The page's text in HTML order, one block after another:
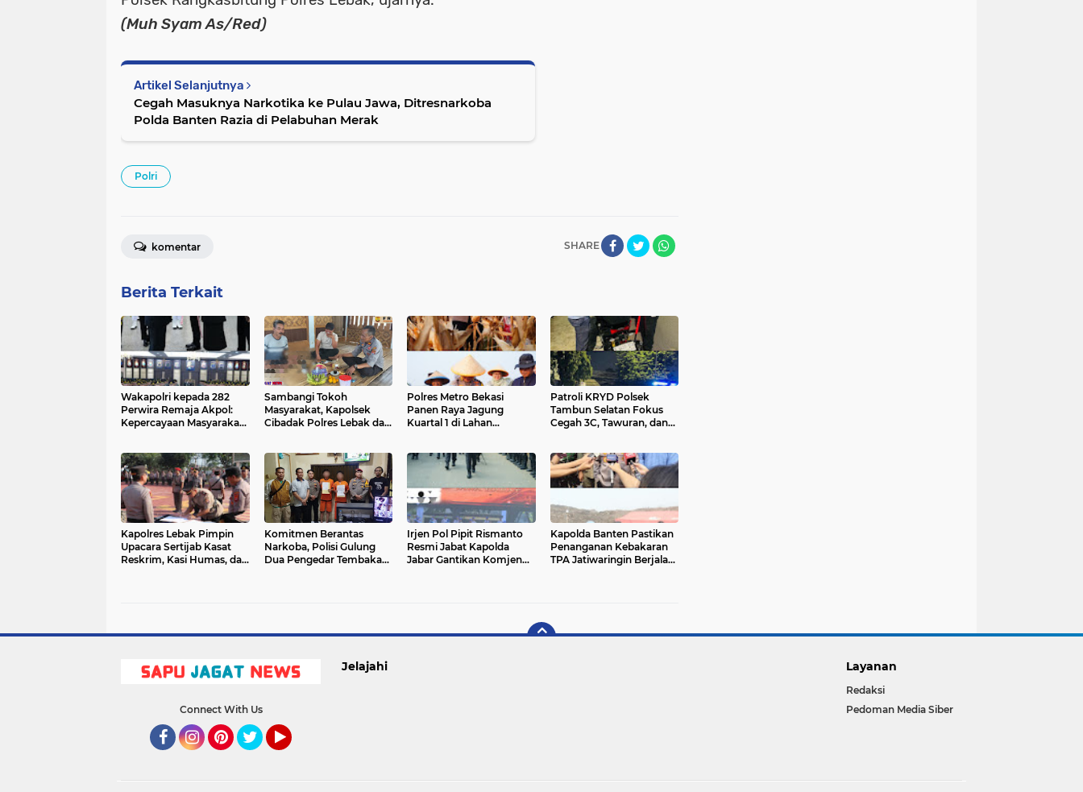
(Muh Syam As/Red)
Artikel Selanjutnya
Cegah Masuknya Narkotika ke Pulau Jawa, Ditresnarkoba
Polda Banten Razia di Pelabuhan Merak
Polri
SHARE
komentar
Berita Terkait
Wakapolri kepada 282
Perwira Remaja Akpol:
Kepercayaan Masyarakat
Sambangi Tokoh
Masyarakat, Kapolsek
Cibadak Polres Lebak dan
Polres Metro Bekasi
Panen Raya Jagung
Kuartal 1 di Lahan
Patroli KRYD Polsek
Tambun Selatan Fokus
Cegah 3C, Tawuran, dan
Kapolres Lebak Pimpin
Upacara Sertijab Kasat
Reskrim, Kasi Humas, dan
Komitmen Berantas
Narkoba, Polisi Gulung
Dua Pengedar Tembakau
Irjen Pol Pipit Rismanto
Resmi Jabat Kapolda
Jabar Gantikan Komjen
Kapolda Banten Pastikan
Penanganan Kebakaran
TPA Jatiwaringin Berjalan
Connect With Us
Jelajahi Layanan
Redaksi
Pedoman Media Siber